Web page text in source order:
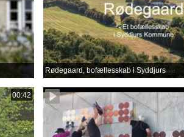
Rødegaard, bofællesskab i Syddjurs
00:42